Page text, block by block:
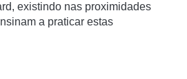
existindo nas proximidades
a praticar estas